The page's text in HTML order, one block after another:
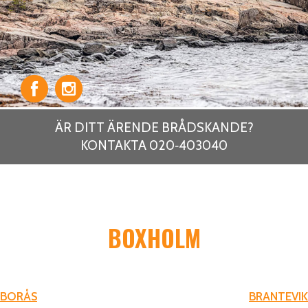
ÄR DITT ÄRENDE BRÅDSKANDE?
KONTAKTA 020‑403040
BOXHOLM
INLÄGGSNAVIGERING
BORÅS BRANTEVIK